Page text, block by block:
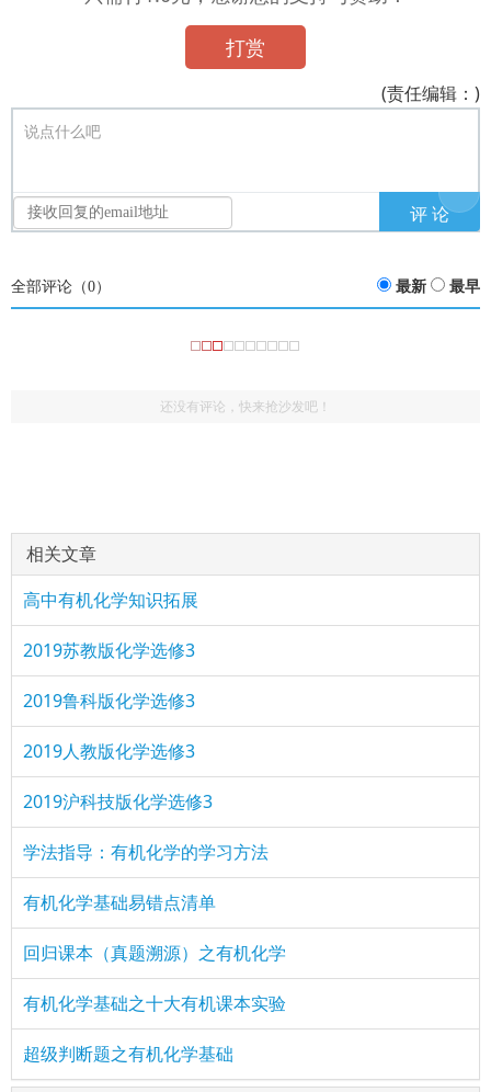
打赏
(责任编辑：)
说点什么吧
全部评论（0） 最新 最早
还没有评论，快来抢沙发吧！
(3011184837)
：哈哈哈红红火火恍恍惚惚哈哈哈哈哈哈哈哈哈哈哈哈
相关文章
高中有机化学知识拓展
2019苏教版化学选修3
2019鲁科版化学选修3
2019人教版化学选修3
2019沪科技版化学选修3
学法指导：有机化学的学习方法
有机化学基础易错点清单
回归课本（真题溯源）之有机化学
有机化学基础之十大有机课本实验
超级判断题之有机化学基础